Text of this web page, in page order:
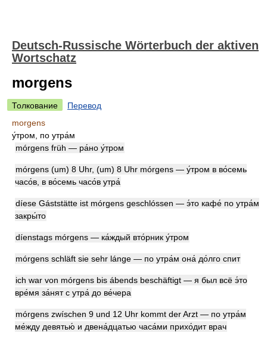
Deutsch-Russische Wörterbuch der aktiven
Wortschatz
morgens
Толкование
Перевод
morgens
у́тром, по утра́м
mórgens früh — ра́но у́тром
mórgens (um) 8 Uhr, (um) 8 Uhr mórgens — у́тром в во́семь
часо́в, в во́семь часо́в утра́
díese Gáststätte ist mórgens geschlóssen — э́то кафе́ по утра́м
закры́то
díenstags mórgens — ка́ждый вто́рник у́тром
mórgens schläft sie sehr lánge — по утра́м она́ до́лго спит
ich war von mórgens bis ábends beschäftigt — я был всё э́то
вре́мя за́нят с утра́ до ве́чера
mórgens zwíschen 9 und 12 Uhr kommt der Arzt — по утра́м
ме́жду девятью́ и двена́дцатью часа́ми прихо́дит врач